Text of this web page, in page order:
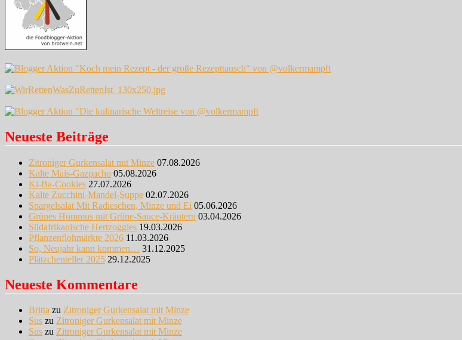
Neueste Beiträge
Zitroniger Gurkensalat mit Minze 07.08.2026
Kalte Mais-Gazpacho 05.08.2026
Ki-Ba-Cookies 27.07.2026
Kalte Zucchini-Mandel-Suppe 02.07.2026
Spargelsalat Mit Radieschen, Minze und Ei 05.06.2026
Grünes Hummus mit Grüne-Sauce-Kräutern 03.04.2026
Südafrikanische Hertzoggies 19.03.2026
Pflanzenflohmärkte 2026 11.03.2026
So, Neujahr kann kommen… 31.12.2025
Plätzchenteller 2025 29.12.2025
Neueste Kommentare
Britta zu Zitroniger Gurkensalat mit Minze
Sus zu Zitroniger Gurkensalat mit Minze
Sus zu Zitroniger Gurkensalat mit Minze